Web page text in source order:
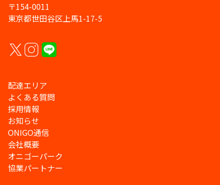
〒154-0011
東京都世田谷区上馬1-17-5
配達エリア
よくある質問
採用情報
お知らせ
ONIGO通信
会社概要
オニゴーパーク
協業パートナー